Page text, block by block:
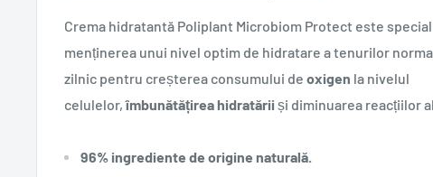
Crema hidratantă Poliplant Microbiom Protect este
menținerea unui nivel optim de hidratare a tenurilor
zilnic pentru creșterea consumului de oxigen la nivelul
celulelor, îmbunătățireahidratăriiși diminuarea reacțiilor
96% ingrediente de origine naturală.